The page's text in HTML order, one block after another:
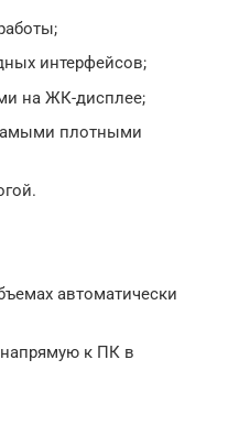
интерфейсов;
на ЖК-дисплее;
плотными
автоматически
к ПК в